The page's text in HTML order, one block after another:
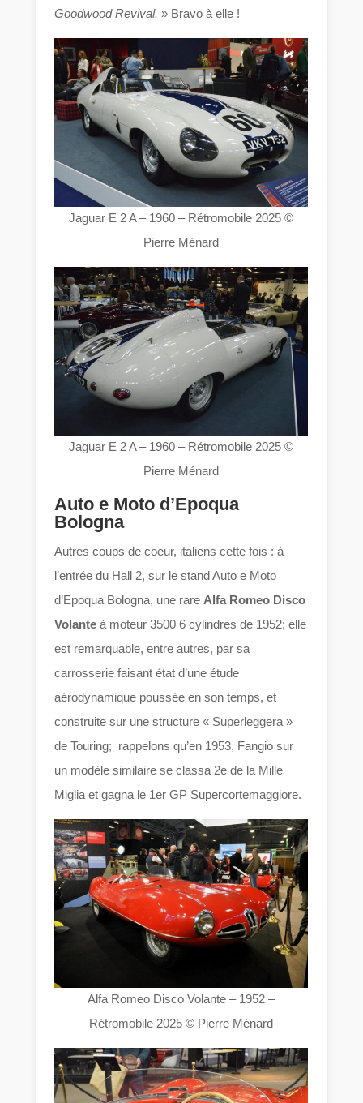
Goodwood Revival. » Bravo à elle !
Jaguar E 2 A – 1960 – Rétromobile 2025 ©
Pierre Ménard
Jaguar E 2 A – 1960 – Rétromobile 2025 ©
Pierre Ménard
Auto e Moto d’Epoqua
Bologna
Autres coups de coeur, italiens cette fois : à
l’entrée du Hall 2, sur le stand Auto e Moto
d’Epoqua Bologna, une rareAlfa Romeo Disco
Volante à moteur 3500 6 cylindres de 1952; elle
est remarquable, entre autres, par sa
carrosserie faisant état d’une étude
aérodynamique poussée en son temps, et
construite sur une structure « Superleggera »
de Touring; rappelons qu’en 1953, Fangio sur
un modèle similaire se classa 2e de la Mille
Miglia et gagna le 1er GP Supercortemaggiore.
Alfa Romeo Disco Volante – 1952 –
Rétromobile 2025 © Pierre Ménard